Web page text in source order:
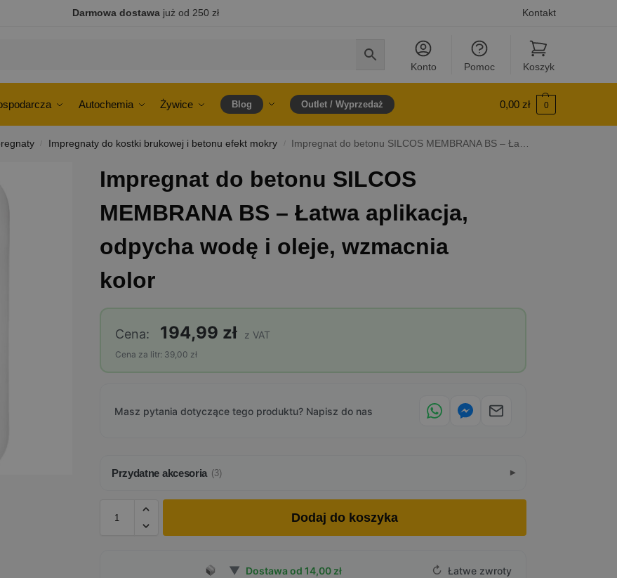
Darmowa dostawajuż od 250 zł Kontakt
Konto Pomoc Koszyk
Autochemia Żywice Blog Outlet / Wyprzedaż 0,00 zł 0
/ Impregnaty do kostki brukowej i betonu efekt mokry / Impregnat do betonu SILCOS MEMBRANA BS – Łatwa aplikacja, odpycha wodę i oleje, wzmacnia kolor
Impregnat do betonu SILCOS
MEMBRANA BS – Łatwa aplikacja,
odpycha wodę i oleje, wzmacnia
kolor
Cena: 194,99 zł z VAT
Cena za litr: 39,00 zł
Masz pytania dotyczące tego produktu? Napisz do nas
Przydatne akcesoria (3)
Dodaj do koszyka
▼ Dostawa od 14,00 zł ↻ Łatwe zwroty